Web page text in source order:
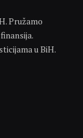
Pružamo
u BiH.